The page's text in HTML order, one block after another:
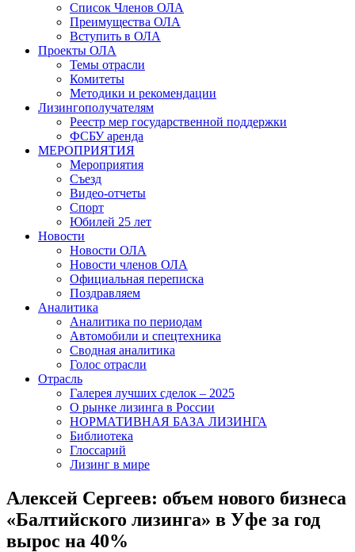
Список Членов ОЛА
Преимущества ОЛА
Вступить в ОЛА
Проекты ОЛА
Темы отрасли
Комитеты
Методики и рекомендации
Лизингополучателям
Реестр мер государственной поддержки
ФСБУ аренда
МЕРОПРИЯТИЯ
Мероприятия
Съезд
Видео-отчеты
Спорт
Юбилей 25 лет
Новости
Новости ОЛА
Новости членов ОЛА
Официальная переписка
Поздравляем
Аналитика
Аналитика по периодам
Автомобили и спецтехника
Сводная аналитика
Голос отрасли
Отрасль
Галерея лучших сделок – 2025
О рынке лизинга в России
НОРМАТИВНАЯ БАЗА ЛИЗИНГА
Библиотека
Глоссарий
Лизинг в мире
Алексей Сергеев: объем нового бизнеса
«Балтийского лизинга» в Уфе за год
вырос на 40%